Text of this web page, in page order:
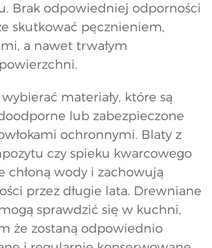
Brak odpowiedniej odporności
skutkować pęcznieniem,
a nawet trwałym
materiały, które są
lub zabezpieczone
ochronnymi. Blaty z
czy spieku kwarcowego
chłoną wody i zachowują
przez długie lata. Drewniane
sprawdzić się w kuchni,
że zostaną odpowiednio